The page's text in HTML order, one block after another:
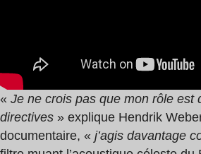
« Je ne crois pas que mon rôle est
directives » explique Hendrik
documentaire, « j’agis davantage